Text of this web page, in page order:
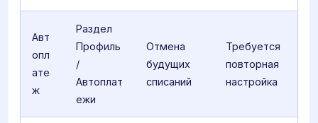
Авт
опл
ате
ж
Раздел
Профиль
/
Автоплат
ежи
Отмена
будущих
списаний
Требуется
повторная
настройка